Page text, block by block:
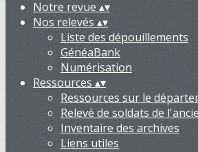
Notre revue ▴▾
Nos relevés ▴▾
Liste des dépouillements
GénéaBank
Numérisation
Ressources ▴▾
Ressources sur le
Relevé de soldats de
Inventaire des archives
Liens utiles